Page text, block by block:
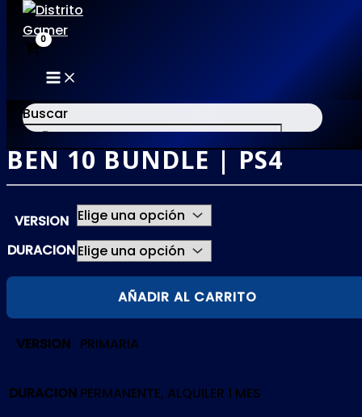
al
contenido
MAIN
MENU
Buscar
×
BEN 10 BUNDLE | PS4
VERSION
DURACION
BEN
cantidad
AÑADIR AL CARRITO
VERSION PRIMARIA
DURACION PERMANENTE, ALQUILER 1 MES